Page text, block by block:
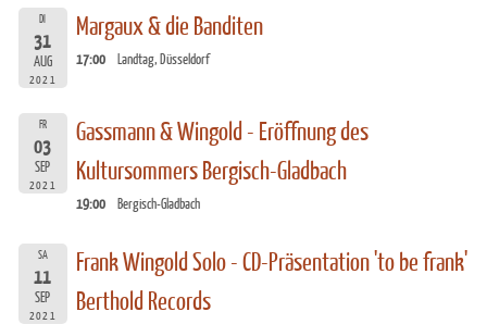
DI
31
AUG
2021
Margaux & die Banditen
17:00 Landtag, Düsseldorf
FR
03
SEP
2021
Gassmann & Wingold - Eröffnung des
Kultursommers Bergisch-Gladbach
19:00 Bergisch-Gladbach
SA
11
SEP
2021
Frank Wingold Solo - CD-Präsentation 'to be frank'
Berthold Records